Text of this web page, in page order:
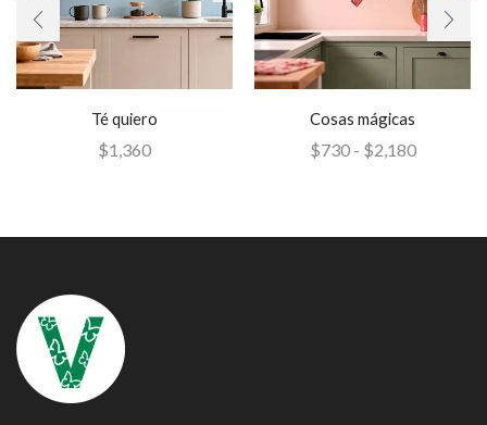
Té quiero
$1,360
Cosas mágicas
$730 - $2,180